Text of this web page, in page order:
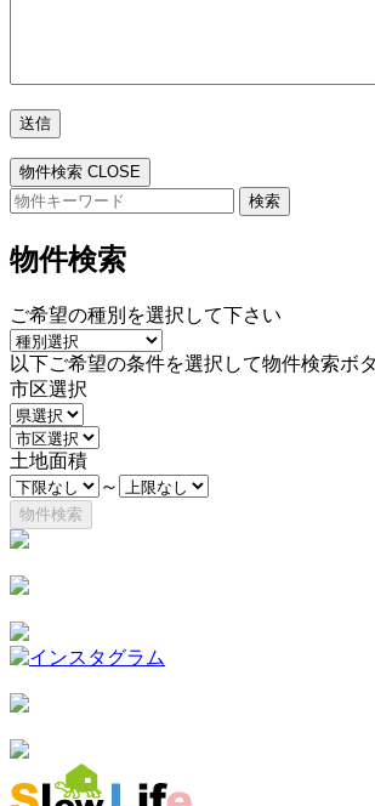
物件検索 CLOSE
検
物件検索
ご希望の種別を選択して下さい
以下ご希望の条件を選択して物件検索ボ
市区選択
土地面積
～